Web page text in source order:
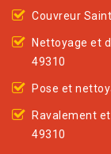
Couvreur
Nettoyage et
49310
Pose et
Ravalement
49310